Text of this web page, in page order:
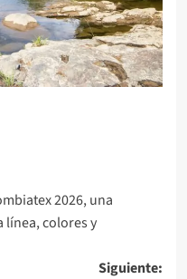
2026, una
línea, colores y
Siguiente: